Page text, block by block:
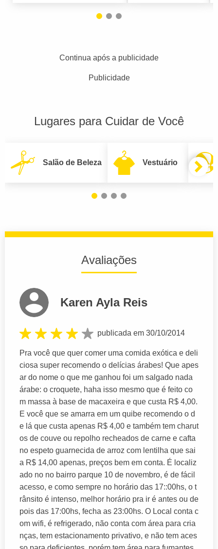
Continua após a publicidade
Publicidade
Lugares para Cuidar de Você
Salão de Beleza Vestuário
Avaliações
Karen Ayla Reis
publicada em 30/10/2014
Pra você que quer comer uma comida exótica e deli
ciosa super recomendo o delícias árabes! Que apes
ar do nome o que me ganhou foi um salgado nada
árabe: o croquete, haha isso mesmo que é feito co
m massa à base de macaxeira e que custa R$ 4,00.
E você que se amarra em um quibe recomendo o d
e lá que custa apenas R$ 4,00 e também tem charut
os de couve ou repolho recheados de carne e cafta
no espeto guarnecida de arroz com lentilha que sai
a R$ 14,00 apenas, preços bem em conta. É localiz
ado no no bairro parque 10 de novembro, é de fácil
acesso, e como sempre no horário das 17::00hs, o t
rânsito é intenso, melhor horário pra ir é antes ou de
pois das 17:00hs, fecha as 23:00hs. O Local conta c
om wifi, é refrigerado, não conta com área para cria
nças, tem estacionamento privativo, e não tem aces